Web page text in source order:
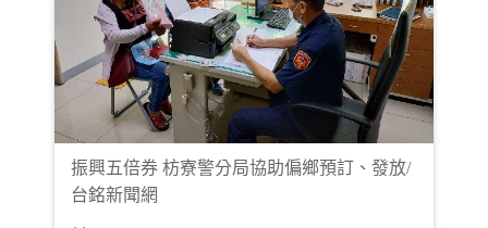
振興五倍券 枋寮警分局協助偏鄉預訂、發放/
台銘新聞網